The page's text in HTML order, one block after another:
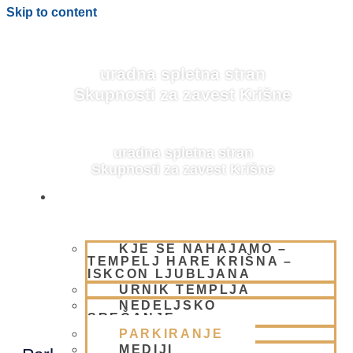
Skip to content
uradna spletna stran
Skupnosti za zavest Krišne
uradna spletna stran
Skupnosti za zavest Krišne
KJE SE NAHAJAMO –
TEMPELJ HARE KRIŠNA –
ISKCON LJUBLJANA
URNIK TEMPLJA
NEDELJSKO
SREČANJE
PARKIRANJE
MEDIJI
PARKIRANJE